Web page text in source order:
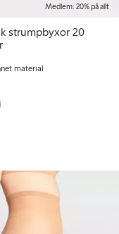
Medlem: 20% på allt
20
kr
material